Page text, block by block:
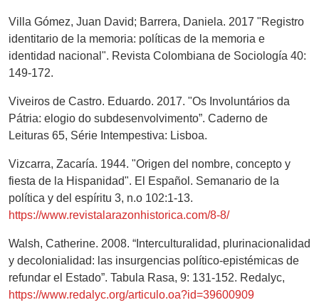
Villa Gómez, Juan David; Barrera, Daniela. 2017 "Registro
identitario de la memoria: políticas de la memoria e
identidad nacional". Revista Colombiana de Sociología 40:
149-172.
Viveiros de Castro. Eduardo. 2017. "Os Involuntários da
Pátria: elogio do subdesenvolvimento”. Caderno de
Leituras 65, Série Intempestiva: Lisboa.
Vizcarra, Zacaría. 1944. "Origen del nombre, concepto y
fiesta de la Hispanidad". El Español. Semanario de la
política y del espíritu 3, n.o 102:1-13.
https://www.revistalarazonhistorica.com/8-8/
Walsh, Catherine. 2008. “Interculturalidad, plurinacionalidad
y decolonialidad: las insurgencias político-epistémicas de
refundar el Estado”. Tabula Rasa, 9: 131-152. Redalyc,
https://www.redalyc.org/articulo.oa?id=39600909